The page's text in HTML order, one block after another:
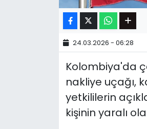
24.03.2026 - 06:28
Kolombiya'da
nakliye uçağı,
yetkililerin
kişinin yaralı